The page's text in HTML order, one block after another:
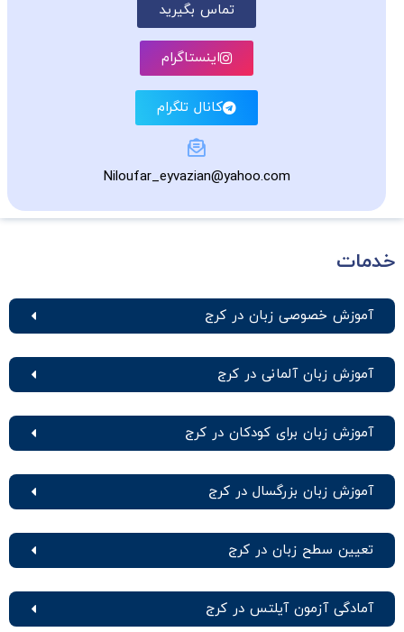
تماس بگیرید
اینستاگرام
کانال تلگرام
Niloufar_eyvazian@yahoo.com
خدمات
آموزش خصوصی زبان در کرج
آموزش زبان آلمانی در کرج
آموزش زبان برای کودکان در کرج
آموزش زبان بزرگسال در کرج
تعیین سطح زبان در کرج
آمادگی آزمون آیلتس در کرج